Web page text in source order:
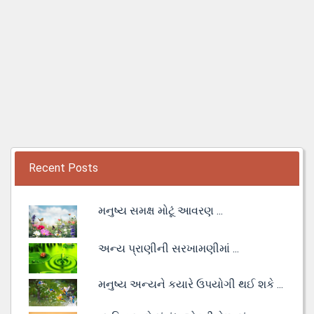
Recent Posts
મનુષ્ય સમક્ષ મોટૂં આવરણ ...
અન્ય પ્રાણીની સરખામણીમાં ...
મનુષ્ય અન્યને કયારે ઉપયોગી થઈ શકે ...